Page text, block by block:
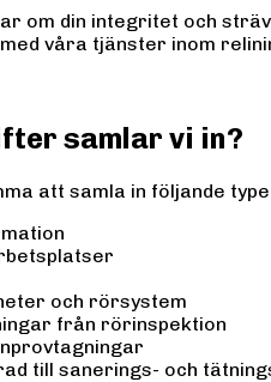
om din integritet och
våra tjänster inom
samlar vi in?
att samla in följande
och rörsystem
från rörinspektion
till sanerings- och